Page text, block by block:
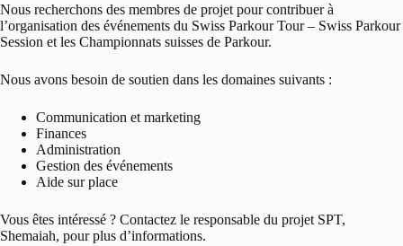
Nous recherchons des membres de projet pour contribuer à
l’organisation des événements du Swiss Parkour Tour – Swiss Parkour
Session et les Championnats suisses de Parkour.
Nous avons besoin de soutien dans les domaines suivants :
Communication et marketing
Finances
Administration
Gestion des événements
Aide sur place
Vous êtes intéressé ? Contactez le responsable du projet SPT,
Shemaiah, pour plus d’informations.